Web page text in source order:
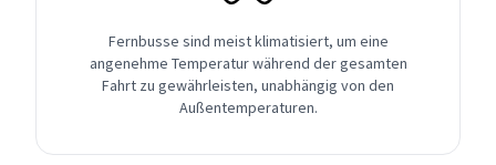
Fernbusse sind meist klimatisiert, um eine
angenehme Temperatur während der gesamten
Fahrt zu gewährleisten, unabhängig von den
Außentemperaturen.